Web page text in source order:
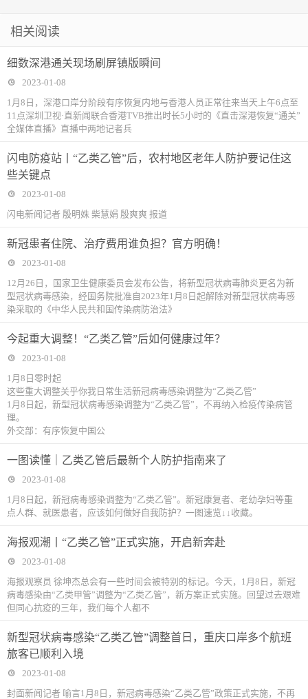
相关阅读
细数深港通关现场刷屏镇版瞬间
2023-01-08
1月8日，深港口岸分阶段有序恢复内地与香港人员正常往来当天上午6点至
11点深圳卫视·直新闻联合香港TVB推出时长5小时的《直击深港恢复“通关”
全媒体直播》直播中两地记者兵
闪电防疫站丨“乙类乙管”后，农村地区老年人防护要记住这
些关键点
2023-01-08
闪电新闻记者 殷明姝 柴慧娟 殷爽爽 报道
新冠患者住院、治疗费用谁负担？官方明确！
2023-01-08
12月26日，国家卫生健康委员会发布公告，将新型冠状病毒肺炎更名为新
型冠状病毒感染，经国务院批准自2023年1月8日起解除对新型冠状病毒感
染采取的《中华人民共和国传染病防治法》
今起重大调整！“乙类乙管”后如何健康过年？
2023-01-08
1月8日零时起
这些重大调整关乎你我日常生活新冠病毒感染调整为“乙类乙管”
1月8日起，新型冠状病毒感染调整为“乙类乙管”，不再纳入检疫传染病管
理。
外交部：有序恢复中国公
一图读懂｜乙类乙管后最新个人防护指南来了
2023-01-08
1月8日起，新冠病毒感染调整为“乙类乙管”。新冠康复者、老幼孕妇等重
点人群、就医患者，应该如何做好自我防护？一图速览↓↓收藏。
海报观潮丨“乙类乙管”正式实施，开启新奔赴
2023-01-08
海报观察员 徐坤杰总会有一些时间会被特别的标记。今天，1月8日，新冠
病毒感染由“乙类甲管”调整为“乙类乙管”，新方案正式实施。回望过去艰难
但同心抗疫的三年，我们每个人都不
新型冠状病毒感染“乙类乙管”调整首日，重庆口岸多个航班
旅客已顺利入境
2023-01-08
封面新闻记者 喻言1月8日，新冠病毒感染“乙类乙管”政策正式实施，不再